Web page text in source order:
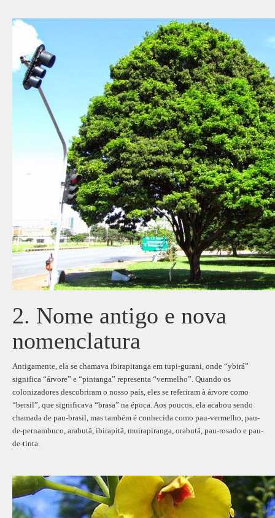
2. Nome antigo e nova
nomenclatura
Antigamente, ela se chamava ibirapitanga em tupi-gurani, onde “ybirá”
significa “árvore” e “pintanga” representa “vermelho”. Quando os
colonizadores descobriram o nosso país, eles se referiram à árvore como
“bersil”, que significava “brasa” na época. Aos poucos, ela acabou sendo
chamada de pau-brasil, mas também é conhecida como pau-vermelho, pau-
de-pernambuco, arabutã, ibirapitã, muirapiranga, orabutã, pau-rosado e pau-
de-tinta.